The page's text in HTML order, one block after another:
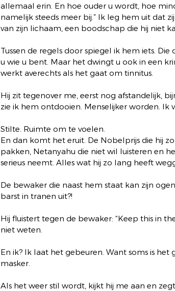
allemaal erin. En hoe ouder u wordt, hoe
namelijk steeds meer bij.” Ik leg hem uit dat
van zijn lichaam, een boodschap die hij niet
Tussen de regels door spiegel ik hem iets.
u wie u bent. Maar het dwingt u ook in een
werkt averechts als het gaat om tinnitus.
Hij zit tegenover me, eerst nog afstandelijk,
zie ik hem ontdooien. Menselijker worden. Ik
Stilte. Ruimte om te voelen.
En dan komt het eruit. De Nobelprijs die hij
pakken, Netanyahu die niet wil luisteren en
serieus neemt. Alles wat hij zo lang heeft
De bewaker die naast hem staat kan zijn
barst in tranen uit?!
Hij fluistert tegen de bewaker: “Keep this in
niet weten.
En ik? Ik laat het gebeuren. Want soms is
masker.
Als het weer stil wordt, kijkt hij me aan en